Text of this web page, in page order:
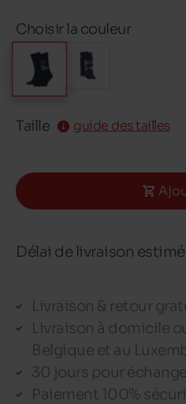
Choisir la couleur
Taille guide des tailles
Délai de livraison
Livraison & retour
Livraison à domicile
Belgique et au
30 jours pour
Paiement 100%